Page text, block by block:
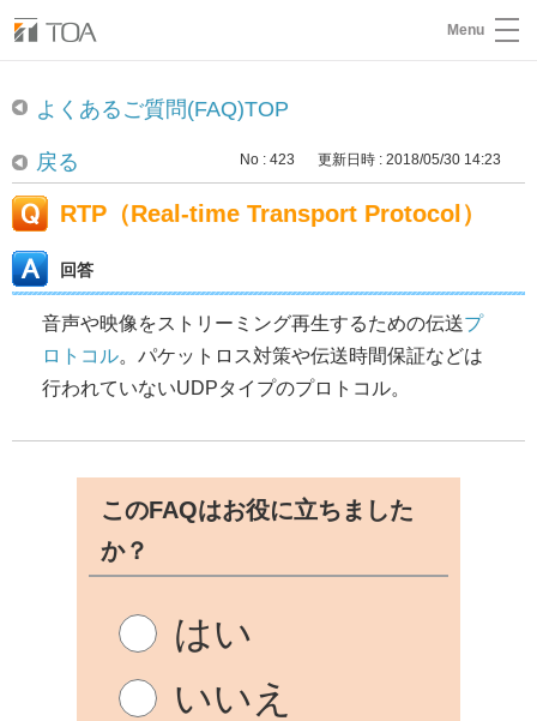
Menu
よくあるご質問(FAQ)TOP
戻る No : 423 更新日時 : 2018/05/30 14:23
RTP（Real-time Transport Protocol）
回答
音声や映像をストリーミング再生するための伝送プ
ロトコル。パケットロス対策や伝送時間保証などは
行われていないUDPタイプのプロトコル。
このFAQはお役に立ちました
か？
はい
いいえ